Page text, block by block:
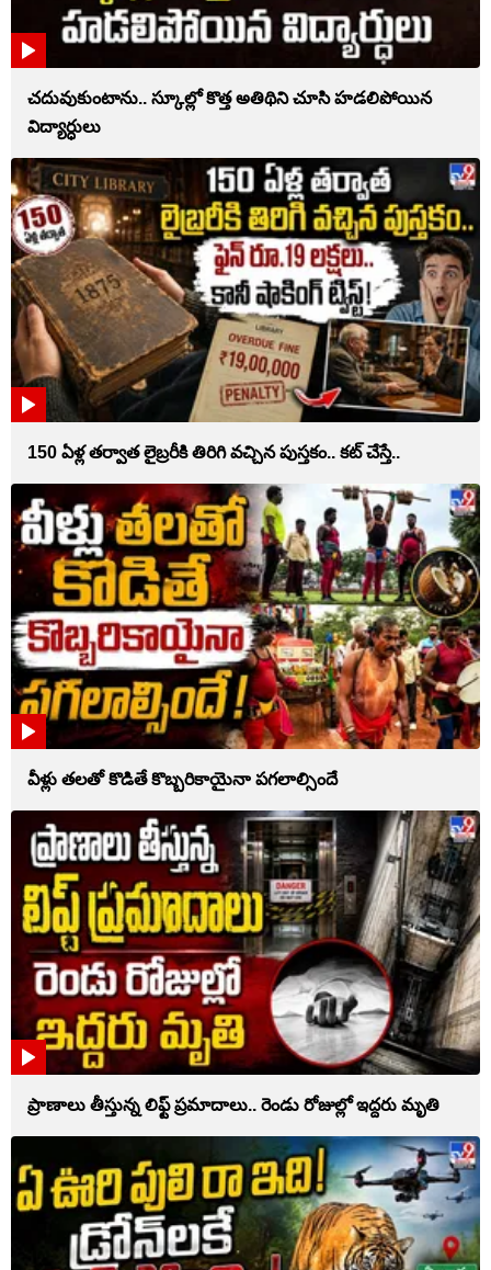
చదువుకుంటాను.. స్కూల్లో కొత్త అతిథిని చూసి హడలిపోయిన
విద్యార్ధులు
150 ఏళ్ల తర్వాత లైబ్రరీకి తిరిగి వచ్చిన పుస్తకం.. కట్ చేస్తే..
వీళ్లు తలతో కొడితే కొబ్బరికాయైనా పగలాల్సిందే
ప్రాణాలు తీస్తున్న లిఫ్ట్‌ ప్రమాదాలు.. రెండు రోజుల్లో ఇద్దరు మృతి